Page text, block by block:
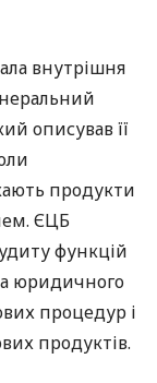
внутрішня
описував її
продукти
ЄЦБ
функцій
юридичного
процедур і
продуктів.